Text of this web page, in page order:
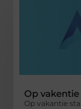
Op
Op vakantie